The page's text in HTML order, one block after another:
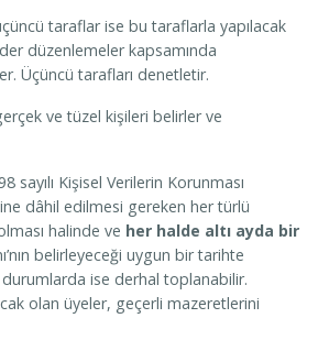
taraflar ise bu taraflarla yapılacak
düzenlemeler kapsamında
Üçüncü tarafları denetletir.
ve tüzel kişileri belirler ve
sayılı Kişisel Verilerin Korunması
dâhil edilmesi gereken her türlü
halinde ve her halde altı ayda bir
belirleyeceği uygun bir tarihte
ise derhal toplanabilir.
olan üyeler, geçerli mazeretlerini